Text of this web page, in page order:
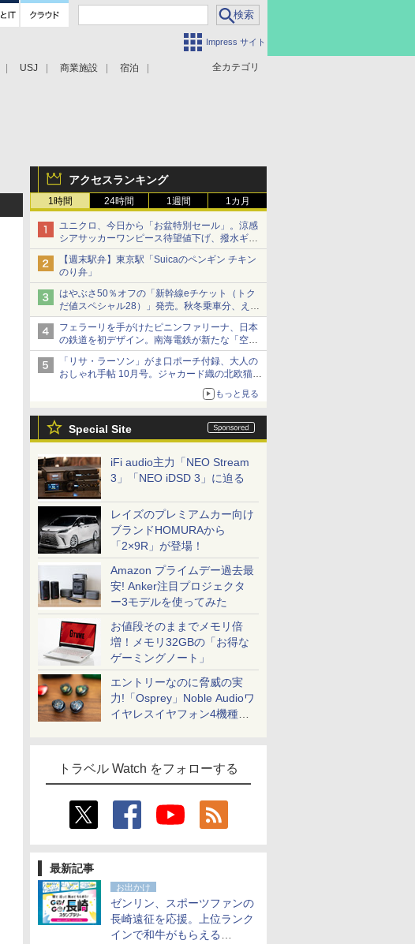
Impress サイト
全カテゴリ
USJ 商業施設 宿泊
アクセスランキング
1時間 24時間 1週間 1カ月
ユニクロ、今日から「お盆特別セール」。涼感
シアサッカーワンピース待望値下げ、撥水ギア
ショーツは1990円に
【週末駅弁】東京駅「Suicaのペンギン チキン
のり弁」
はやぶさ50％オフの「新幹線eチケット（トク
だ値スペシャル28）」発売。秋冬乗車分、えき
ねっと限定
フェラーリを手がけたピニンファリーナ、日本
の鉄道を初デザイン。南海電鉄が新たな「空港
特急」をなにわ筋線へ導入
「リサ・ラーソン」がま口ポーチ付録、大人の
おしゃれ手帖 10月号。ジャカード織の北欧猫デ
もっと見る
Special Site
iFi audio主力「NEO Stream
3」「NEO iDSD 3」に迫る
レイズのプレミアムカー向け
ブランドHOMURAから
「2×9R」が登場！
Amazon プライムデー過去最
安! Anker注目プロジェクタ
ー3モデルを使ってみた
お値段そのままでメモリ倍
増！メモリ32GBの「お得な
ゲーミングノート」
エントリーなのに脅威の実
力!「Osprey」Noble Audioワ
イヤレスイヤフォン4機種を
トラベル Watch をフォローする
最新記事
お出かけ
ゼンリン、スポーツファンの
長崎遠征を応援。上位ランク
インで和牛がもらえる